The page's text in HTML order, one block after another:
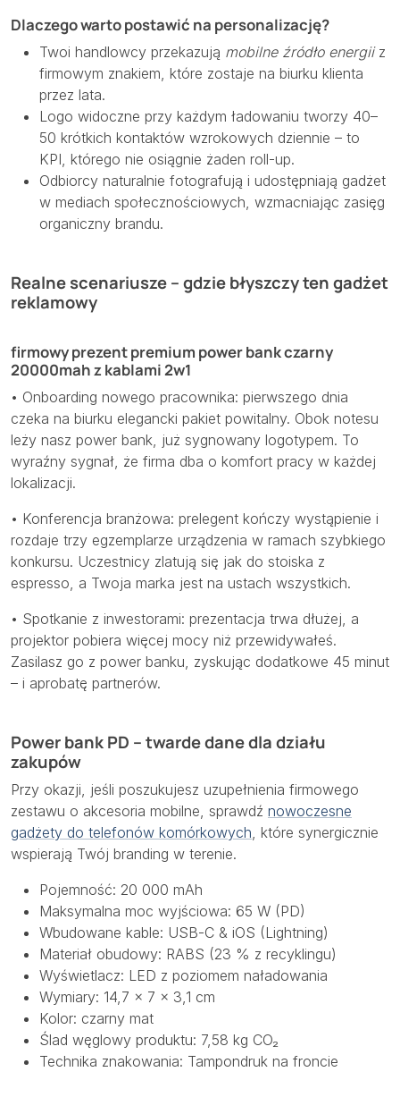
Dlaczego warto postawić na personalizację?
Twoi handlowcy przekazują mobilne źródło energiiz
firmowym znakiem, które zostaje na biurku klienta
przez lata.
Logo widoczne przy każdym ładowaniu tworzy 40–
50 krótkich kontaktów wzrokowych dziennie – to
KPI, którego nie osiągnie żaden roll-up.
Odbiorcy naturalnie fotografują i udostępniają gadżet
w mediach społecznościowych, wzmacniając zasięg
organiczny brandu.
Realne scenariusze – gdzie błyszczy ten gadżet
reklamowy
firmowy prezent premium power bank czarny
20000mah z kablami 2w1
• Onboarding nowego pracownika: pierwszego dnia
czeka na biurku elegancki pakiet powitalny. Obok notesu
leży nasz power bank, już sygnowany logotypem. To
wyraźny sygnał, że firma dba o komfort pracy w każdej
lokalizacji.
• Konferencja branżowa: prelegent kończy wystąpienie i
rozdaje trzy egzemplarze urządzenia w ramach szybkiego
konkursu. Uczestnicy zlatują się jak do stoiska z
espresso, a Twoja marka jest na ustach wszystkich.
• Spotkanie z inwestorami: prezentacja trwa dłużej, a
projektor pobiera więcej mocy niż przewidywałeś.
Zasilasz go z power banku, zyskując dodatkowe 45 minut
– i aprobatę partnerów.
Power bank PD – twarde dane dla działu
zakupów
Przy okazji, jeśli poszukujesz uzupełnienia firmowego
zestawu o akcesoria mobilne, sprawdź nowoczesne
gadżety do telefonów komórkowych, które synergicznie
wspierają Twój branding w terenie.
Pojemność: 20 000 mAh
Maksymalna moc wyjściowa: 65 W (PD)
Wbudowane kable: USB-C & iOS (Lightning)
Materiał obudowy: RABS (23 % z recyklingu)
Wyświetlacz: LED z poziomem naładowania
Wymiary: 14,7 × 7 × 3,1 cm
Kolor: czarny mat
Ślad węglowy produktu: 7,58 kg CO₂
Technika znakowania: Tampondruk na froncie